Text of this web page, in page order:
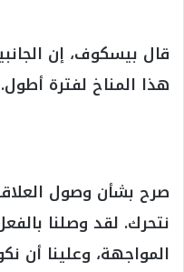
قال بيسكوف، إن
هذا المناخ لفترة أطول.
صرح بشأن وصول
نتحرك. لقد وصلنا
المواجهة، وعلينا أن